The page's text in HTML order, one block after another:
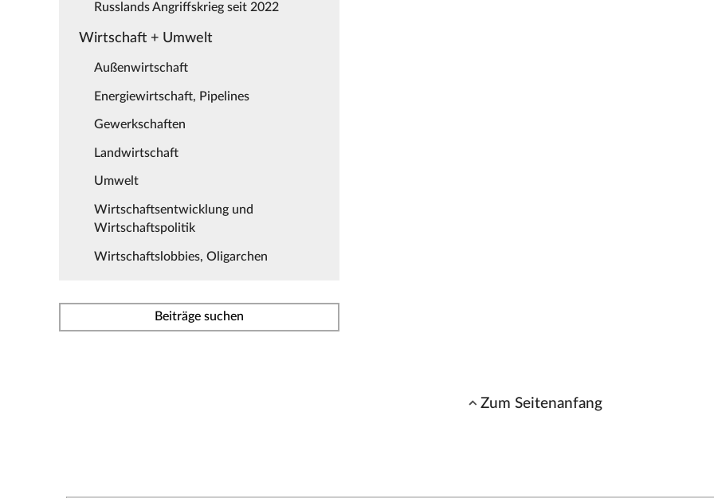
Russlands Angriffskrieg seit 2022
Wirtschaft + Umwelt
Außenwirtschaft
Energiewirtschaft, Pipelines
Gewerkschaften
Landwirtschaft
Umwelt
Wirtschaftsentwicklung und
Wirtschaftspolitik
Wirtschaftslobbies, Oligarchen
Beiträge suchen
Zum Seitenanfang